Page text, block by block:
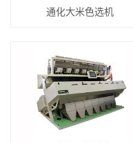
通化大米色选机